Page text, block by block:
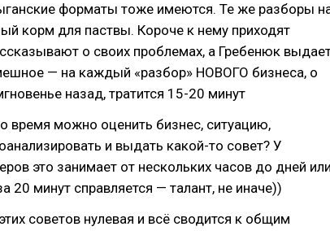
форматы тоже имеются. Те же разборы
корм для паствы. Короче к нему приходят
о своих проблемах, а Гребенюк
— на каждый «разбор» НОВОГО бизнеса, о
назад, тратится 15-20 минут
время можно оценить бизнес, ситуацию,
и выдать какой-то совет? У
это занимает от нескольких часов до дней
20 минут справляется — талант, не иначе))
советов нулевая и всё сводится к общим